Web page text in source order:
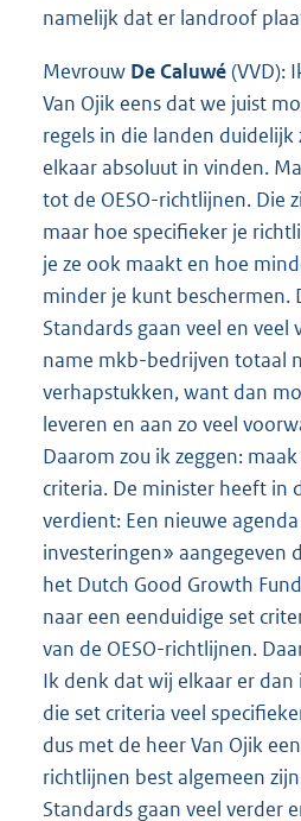
namelijk dat er landroof
Mevrouw De Caluwé(VVD):
Van Ojik eens dat we juist
regels in die landen duidelijk
elkaar absoluut in vinden.
tot de OESO-richtlijnen. Die
maar hoe specifieker je
je ze ook maakt en hoe
minder je kunt beschermen.
Standards gaan veel en veel
name mkb-bedrijven totaal
verhapstukken, want dan
leveren en aan zo veel
Daarom zou ik zeggen:
criteria. De minister heeft in
verdient: Een nieuwe
investeringen» aangegeven
het Dutch Good Growth
naar een eenduidige set
van de OESO-richtlijnen.
Ik denk dat wij elkaar er
die set criteria veel
dus met de heer Van Ojik
richtlijnen best algemeen
Standards gaan veel verder